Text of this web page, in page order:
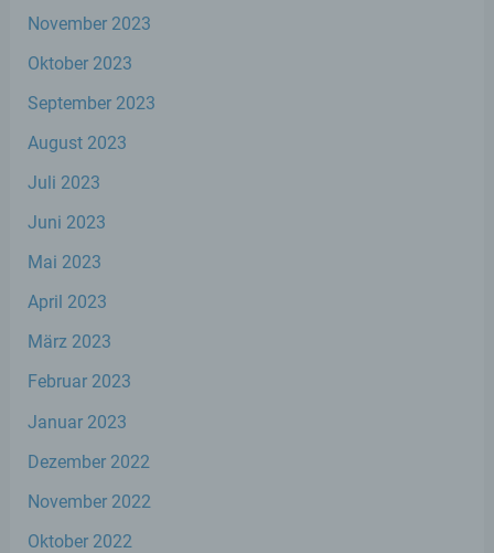
November 2023
Oktober 2023
September 2023
August 2023
Juli 2023
Juni 2023
Mai 2023
April 2023
März 2023
Februar 2023
Januar 2023
Dezember 2022
November 2022
Oktober 2022
Aspekte bezüglich Arbeitsleistung,
persönlicher Vorlieben, Interessen,
Zuverlässigkeit, Verhalten, Aufenthaltsort
oder Ortswechsel dieser natürlichen Person
zu analysieren oder vorherzusagen.
auf welche die personenbezogenen Daten
Informationen nicht mehr einer spezifischen
können, sofern diese zusätzlichen
werden und technischen und
organisatorischen Maßnahmen unterliegen,
die gewährleisten, dass die
personenbezogenen Daten nicht einer
identifizierten oder identifizierbaren
natürlichen Person zugewiesen werden.